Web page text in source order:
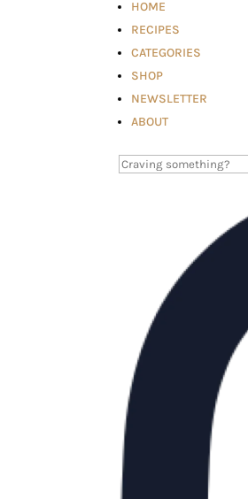
HOME
RECIPES
CATEGORIES
SHOP
NEWSLETTER
ABOUT